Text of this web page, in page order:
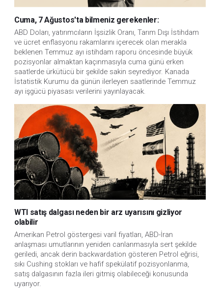
Cuma, 7 Ağustos'ta bilmeniz gerekenler:
ABD Doları, yatırımcıların İşsizlik Oranı, Tarım Dışı İstihdam
ve ücret enflasyonu rakamlarını içerecek olan merakla
beklenen Temmuz ayı istihdam raporu öncesinde büyük
pozisyonlar almaktan kaçınmasıyla cuma günü erken
saatlerde ürkütücü bir şekilde sakin seyrediyor. Kanada
İstatistik Kurumu da günün ilerleyen saatlerinde Temmuz
ayı işgücü piyasası verilerini yayınlayacak.
WTI satış dalgası neden bir arz uyarısını gizliyor
olabilir
Amerikan Petrol göstergesi varil fiyatları, ABD-İran
anlaşması umutlarının yeniden canlanmasıyla sert şekilde
geriledi, ancak derin backwardation gösteren Petrol eğrisi,
sıkı Cushing stokları ve hafif spekülatif pozisyonlanma,
satış dalgasının fazla ileri gitmiş olabileceği konusunda
uyarıyor.